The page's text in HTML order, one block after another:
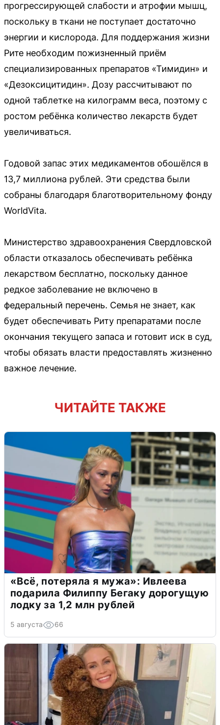
прогрессирующей слабости и атрофии мышц,
поскольку в ткани не поступает достаточно
энергии и кислорода. Для поддержания жизни
Рите необходим пожизненный приём
специализированных препаратов «Тимидин» и
«Дезоксицитидин». Дозу рассчитывают по
одной таблетке на килограмм веса, поэтому с
ростом ребёнка количество лекарств будет
увеличиваться.
Годовой запас этих медикаментов обошёлся в
13,7 миллиона рублей. Эти средства были
собраны благодаря благотворительному фонду
WorldVita.
Министерство здравоохранения Свердловской
области отказалось обеспечивать ребёнка
лекарством бесплатно, поскольку данное
редкое заболевание не включено в
федеральный перечень. Семья не знает, как
будет обеспечивать Риту препаратами после
окончания текущего запаса и готовит иск в суд,
чтобы обязать власти предоставлять жизненно
важное лечение.
ЧИТАЙТЕ ТАКЖЕ
«Всё, потеряла я мужа»: Ивлеева
подарила Филиппу Бегаку дорогущую
лодку за 1,2 млн рублей
5 августа 66